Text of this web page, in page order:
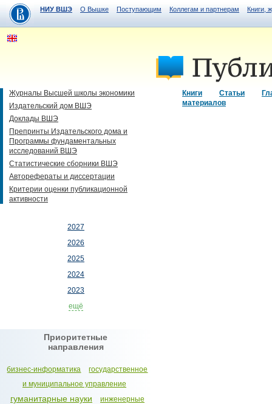
НИУ ВШЭ О Вышке Поступающим Коллегам и партнерам Книги,
Книги Статьи
материалов
Журналы Высшей школы экономики
Издательский дом ВШЭ
Доклады ВШЭ
Препринты Издательского дома и
Программы фундаментальных
исследований ВШЭ
Статистические сборники ВШЭ
Авторефераты и диссертации
Критерии оценки публикационной
активности
2027
2026
2025
2024
2023
ещё
Приоритетные
направления
бизнес-информатика
государственное
и муниципальное управление
гуманитарные науки
инженерные